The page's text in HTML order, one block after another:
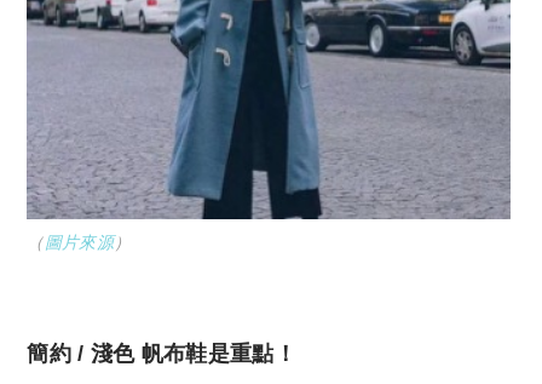
（圖片來源）
簡約 / 淺色 帆布鞋是重點！